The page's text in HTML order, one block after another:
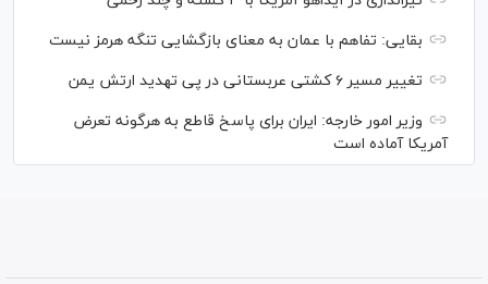
بقایی: تفاهم با عمان به معنای بازگشایی تنگه هرمز نیست
تغییر مسیر ۶ کشتی عربستانی در پی تهدید ارتش یمن
وزیر امور خارجه: ایران برای پاسخ قاطع به هرگونه تعرض
آمریکا آماده است